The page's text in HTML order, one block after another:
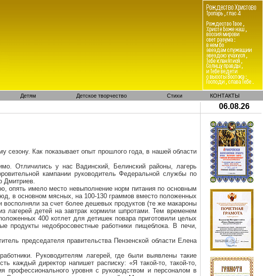
Детям Детское творчество Стихи КОНТАКТЫ
06.08.26
сезону. Как показывает опыт прошлого года, в нашей области
Отличились у нас Вадинский, Белинский районы, лагерь
кампании руководитель Федеральной службы по
Дмитриев.
опять имело место невыполнение норм питания по основным
в основном мясных, на 100-130 граммов вместоположенных
за счет более дешевых продуктов (те же макароны
лагерей детей на завтрак кормили шпротами. Тем временем
400 котлет для детишек повара приготовили целых
продукты недобросовестные работники пищеблока. В печи,
председателя правительства Пензенской области Елена
Руководителям лагерей, где были выявлены такие
каждый директор напишет расписку: «Я такой-то, такой-то,
профессионального уровня с руководством и персоналом в